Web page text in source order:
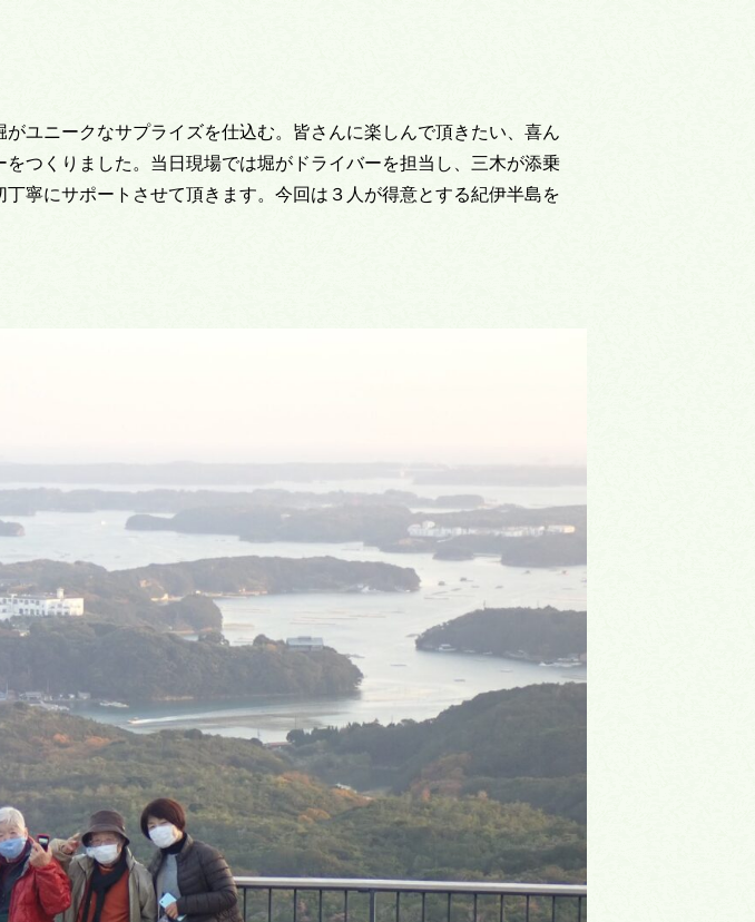
ユニークなサプライズを仕込む。皆さんに楽しんで頂きたい、喜ん
つくりました。当日現場では堀がドライバーを担当し、三木が添乗
寧にサポートさせて頂きます。今回は３人が得意とする紀伊半島を